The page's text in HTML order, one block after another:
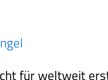
für weltweit